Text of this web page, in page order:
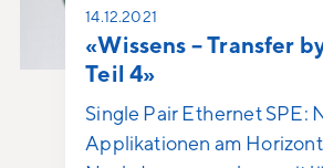
14.12.2021
«Wissens – Transfer
Teil 4»
Single Pair Ethernet SPE:
Applikationen am Horizont